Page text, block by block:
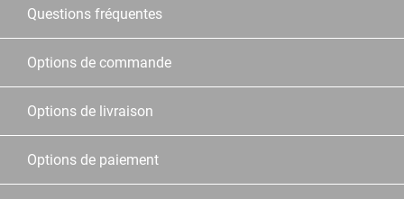
Questions fréquentes
Options de commande
Options de livraison
Options de paiement